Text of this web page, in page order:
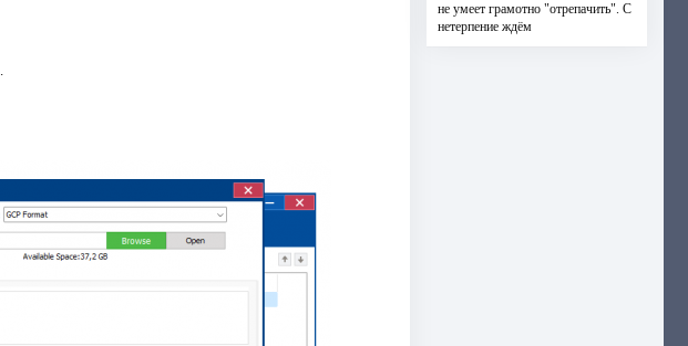
не умеет грамотно "отрепачить". С
нетерпение ждём